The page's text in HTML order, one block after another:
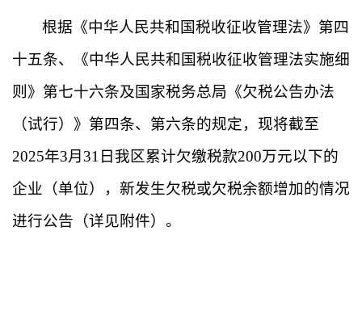
根据《中华人民共和国税收征收管理法》第四
十五条、《中华人民共和国税收征收管理法实施细
则》第七十六条及国家税务总局《欠税公告办法
（试行）》第四条、第六条的规定，现将截至
2025年3月 31 日我区累计欠缴税款200万元以下的
企业（单位）
，新发生欠税或欠税余额增加的情况
进行公告（详见附件）。